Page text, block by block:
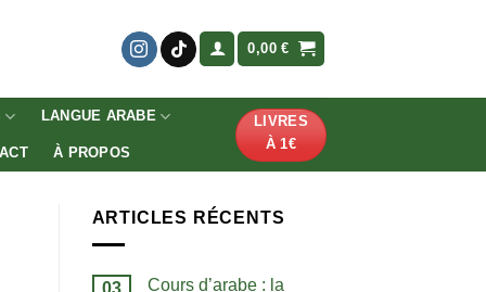
0,00€
LANGUE ARABE
À PROPOS
LIVRES
À 1€
ARTICLES RÉCENTS
03
Cours d’arabe : la